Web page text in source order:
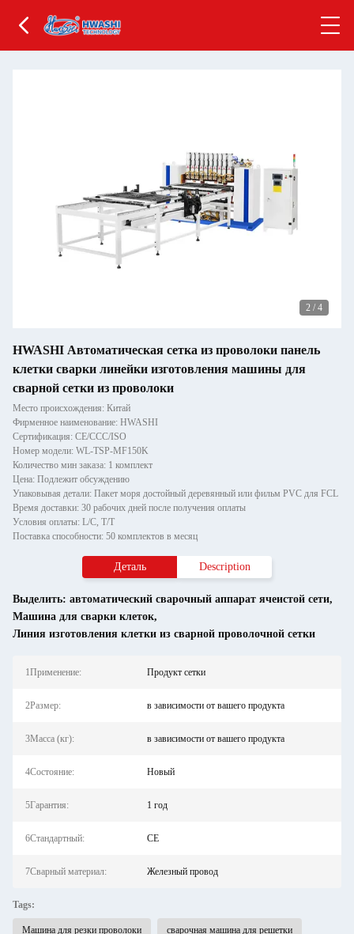
2 / 4
HWASHI Автоматическая сетка из проволоки панель
клетки сварки линейки изготовления машины для
сварной сетки из проволоки
Место происхождения: Китай
Фирменное наименование: HWASHI
Сертификация: CE/CCC/ISO
Номер модели: WL-TSP-MF150K
Количество мин заказа: 1 комплект
Цена: Подлежит обсуждению
Упаковывая детали: Пакет моря достойный деревянный или фильм PVC для FCL
Время доставки: 30 рабочих дней после получения оплаты
Условия оплаты: L/C, T/T
Поставка способности: 50 комплектов в месяц
Деталь Description
Выделить: автоматический сварочный аппарат ячеистой сети,
Машина для сварки клеток,
Линия изготовления клетки из сварной проволочной сетки
1Применение: Продукт сетки
2Размер: в зависимости от вашего продукта
3Масса (кг): в зависимости от вашего продукта
4Состояние: Новый
5Гарантия: 1 год
6Стандартный: CE
7Сварный материал: Железный провод
Tags:
Машина для резки проволоки сварочная машина для решетки